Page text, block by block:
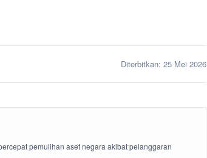
Diterbitkan: 25 Mei 2026
pemulihan aset negara akibat pelanggaran